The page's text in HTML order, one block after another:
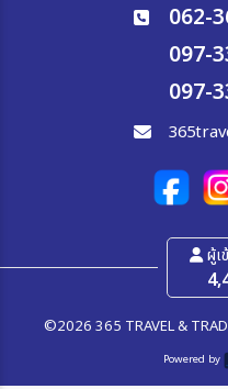
062-
097-
097-
ผู้เ
©2026 365 TRAVEL &
Powered by